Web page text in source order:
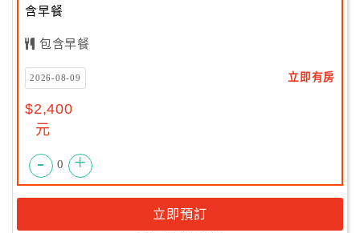
含早餐
包含早餐
2026-08-09 立即有房
$2,400
元
- 0 +
立即預訂